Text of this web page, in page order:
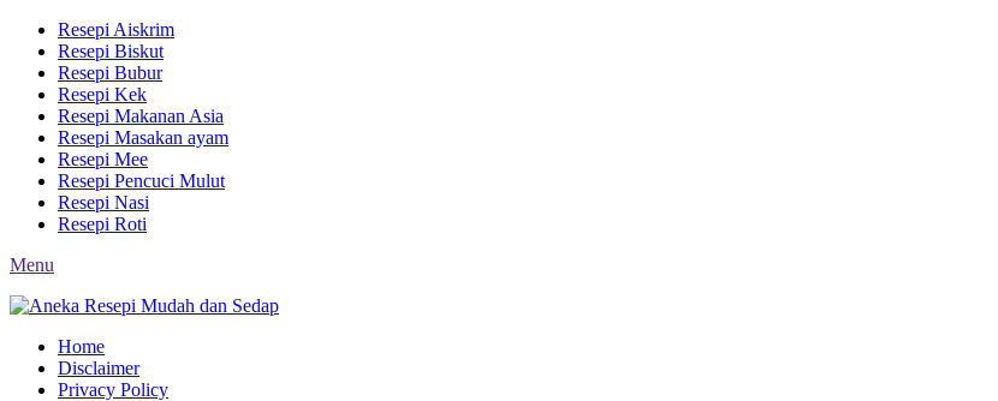
Resepi Aiskrim
Resepi Biskut
Resepi Bubur
Resepi Kek
Resepi Makanan Asia
Resepi Masakan ayam
Resepi Mee
Resepi Pencuci Mulut
Resepi Nasi
Resepi Roti
Menu
Home
Disclaimer
Privacy Policy